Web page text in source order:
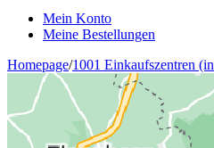
Mein Konto
Meine Bestellungen
Homepage/1001 Einkaufszentren